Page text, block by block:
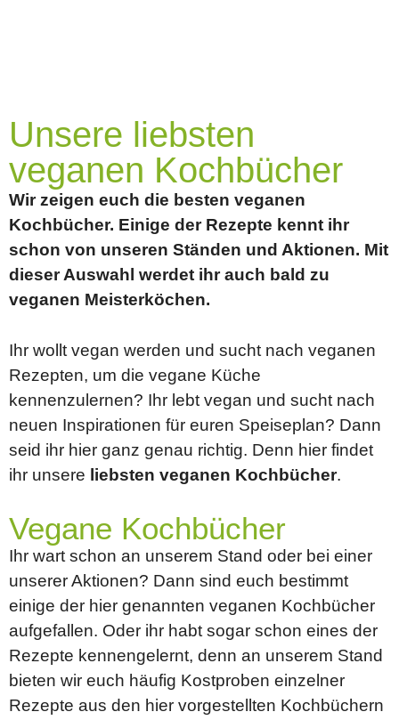
Unsere liebsten
veganen Kochbücher
Wir zeigen euch die besten veganen
Kochbücher. Einige der Rezepte kennt ihr
schon von unseren Ständen und Aktionen. Mit
dieser Auswahl werdet ihr auch bald zu
veganen Meisterköchen.
Ihr wollt vegan werden und sucht nach veganen
Rezepten, um die vegane Küche
kennenzulernen? Ihr lebt vegan und sucht nach
neuen Inspirationen für euren Speiseplan? Dann
seid ihr hier ganz genau richtig. Denn hier findet
ihr unsere liebsten veganen Kochbücher.
Vegane Kochbücher
Ihr wart schon an unserem Stand oder bei einer
unserer Aktionen? Dann sind euch bestimmt
einige der hier genannten veganen Kochbücher
aufgefallen. Oder ihr habt sogar schon eines der
Rezepte kennengelernt, denn an unserem Stand
bieten wir euch häufig Kostproben einzelner
Rezepte aus den hier vorgestellten Kochbüchern